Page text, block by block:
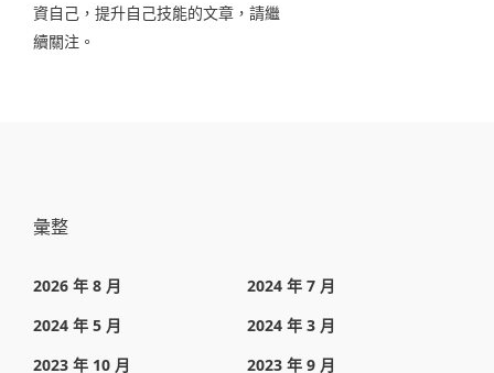
資自己，提升自己技能的文章，請繼
續關注。
彙整
2026 年 8 月
2024 年 7 月
2024 年 5 月
2024 年 3 月
2023 年 10 月
2023 年 9 月